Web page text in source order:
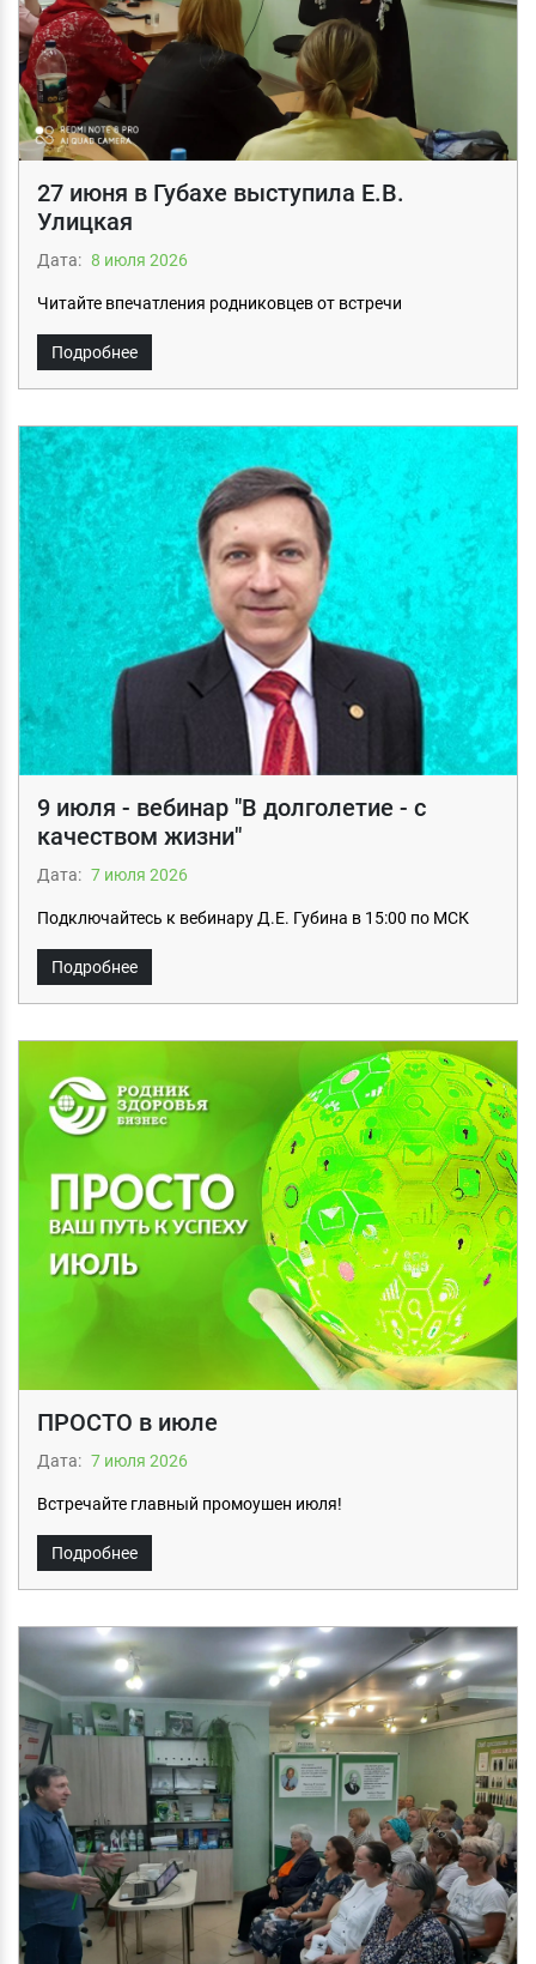
27 июня в Губахе выступила Е.В.
Улицкая
Дата: 8 июля 2026
Читайте впечатления родниковцев от встречи
Подробнее
9 июля - вебинар "В долголетие - с
качеством жизни"
Дата: 7 июля 2026
Подключайтесь к вебинару Д.Е. Губина в 15:00 по МСК
Подробнее
ПРОСТО в июле
Дата: 7 июля 2026
Встречайте главный промоушен июля!
Подробнее